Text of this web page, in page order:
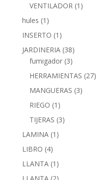
VENTILADOR (1)
hules (1)
INSERTO (1)
JARDINERIA (38)
fumigador (3)
HERRAMIENTAS (27)
MANGUERAS (3)
RIEGO (1)
TIJERAS (3)
LAMINA (1)
LIBRO (4)
LLANTA (1)
LLANTA (2)